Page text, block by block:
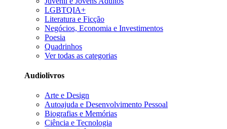
LGBTQIA+
Literatura e Ficção
Negócios, Economia e Investimentos
Poesia
Quadrinhos
Ver todas as categorias
Audiolivros
Arte e Design
Autoajuda e Desenvolvimento Pessoal
Biografias e Memórias
Ciência e Tecnologia